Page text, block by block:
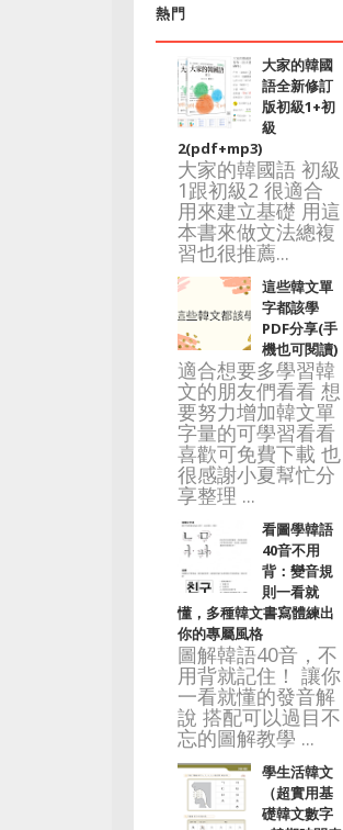
熱門
大家的韓國
語全新修訂
版初級1+初
級
2(pdf+mp3)
大家的韓國語 初級
1跟初級2 很適合
用來建立基礎 用這
本書來做文法總複
習也很推薦...
這些韓文單
字都該學
PDF分享(手
機也可閱讀)
適合想要多學習韓
文的朋友們看看 想
要努力增加韓文單
字量的可學習看看
喜歡可免費下載 也
很感謝小夏幫忙分
享整理 ...
看圖學韓語
40音不用
背：變音規
則一看就
懂，多種韓文書寫體練出
你的專屬風格
圖解韓語40音，不
用背就記住！ 讓你
一看就懂的發音解
說 搭配可以過目不
忘的圖解教學 ...
學生活韓文
（超實用基
礎韓文數字